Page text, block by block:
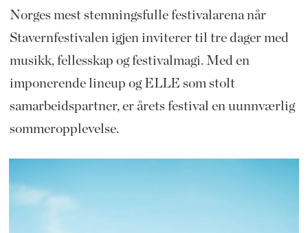
Norges mest stemningsfulle festivalarena når
Stavernfestivalen igjen inviterer til tre dager med
musikk, fellesskap og festivalmagi. Med en
imponerende lineup og ELLE som stolt
samarbeidspartner, er årets festival en uunnværlig
sommeropplevelse.